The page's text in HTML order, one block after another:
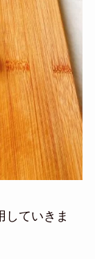
していきま